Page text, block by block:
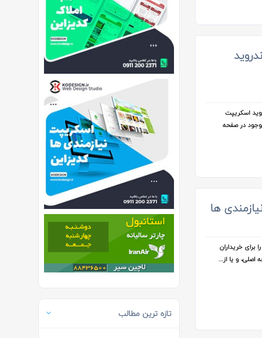
اسکریپت
در صفحه
ها
برای خریداران
و یا از...
تازه ترین مطالب